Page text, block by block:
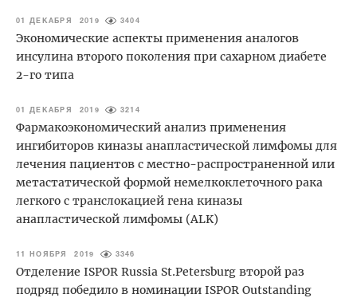
01 ДЕКАБРЯ 2019 3404
Экономические аспекты применения аналогов
инсулина второго поколения при сахарном диабете
2-го типа
01 ДЕКАБРЯ 2019 3214
Фармакоэкономический анализ применения
ингибиторов киназы анапластической лимфомы для
лечения пациентов с местно-распространенной или
метастатической формой немелкоклеточного рака
легкого с транслокацией гена киназы
анапластической лимфомы (ALK)
11 НОЯБРЯ 2019 3346
Отделение ISPOR Russia St.Petersburg второй раз
подряд победило в номинации ISPOR Outstanding